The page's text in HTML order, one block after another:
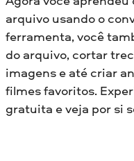
arquivo usando o
ferramenta, você
do arquivo, cortar
imagens e até criar
filmes favoritos.
gratuita e veja por si